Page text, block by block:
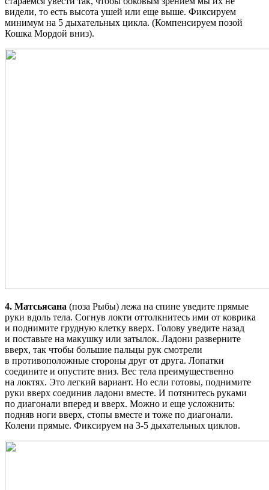
видели, то есть высота ушей или еще выше. Фиксируем
минимум на 5 дыхательных цикла. (Компенсируем позой
Кошка Мордой вниз).
4. Матсьясана (поза Рыбы) лежа на спине уведите прямые
руки вдоль тела. Согнув локти оттолкнитесь ими от коврика
и поднимите грудную клетку вверх. Голову уведите назад
и поставьте на макушку или затылок. Ладони разверните
вверх, так чтобы большие пальцы рук смотрели
в противоположные стороны друг от друга. Лопатки
соедините и опустите вниз. Вес тела преимущественно
на локтях. Это легкий вариант. Но если готовы, поднимите
руки вверх соединив ладони вместе. И потянитесь руками
по диагонали вперед и вверх. Можно и еще усложнить:
подняв ноги вверх, стопы вместе и тоже по диагонали.
Колени прямые. Фиксируем на 3-5 дыхательных циклов.